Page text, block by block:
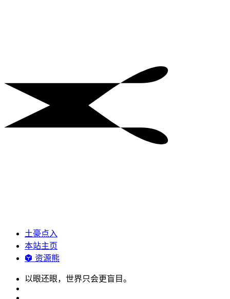
土豪点入
本站主页
资源熊
以眼还眼，世界只会更盲目。